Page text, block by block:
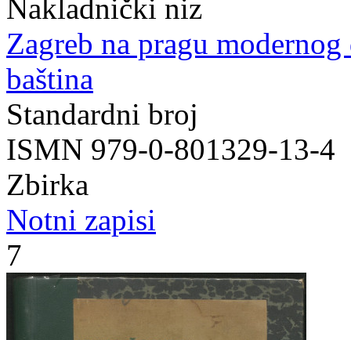
Nakladnički niz
Zagreb na pragu modernog
baština
Standardni broj
ISMN 979-0-801329-13-4
Zbirka
Notni zapisi
7